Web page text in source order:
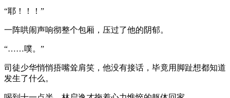
“耶！！！”
一阵哄闹声响彻整个包厢，压过了他的阴郁。
“……噗。”
司徒少华悄悄捂嘴耸肩笑，他没有接话，毕竟用脚趾想都知道
发生了什么。